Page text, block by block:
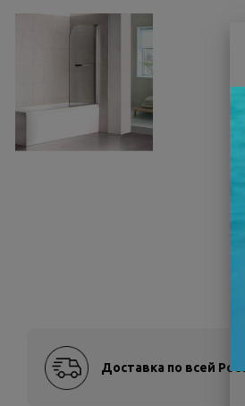
Доставка по всей